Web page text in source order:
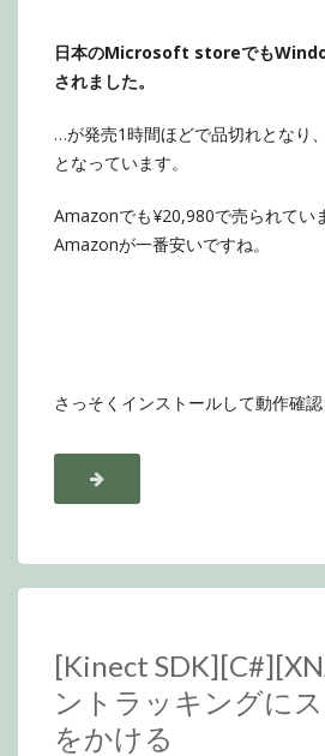
日本のMicrosoft storeでも
されました。
…が発売1時間ほどで品切れとなり
となっています。
Amazonでも¥20,980で売られてい
Amazonが一番安いですね。
さっそくインストールして動作確認
[Kinect
ントラッキングに
をかける